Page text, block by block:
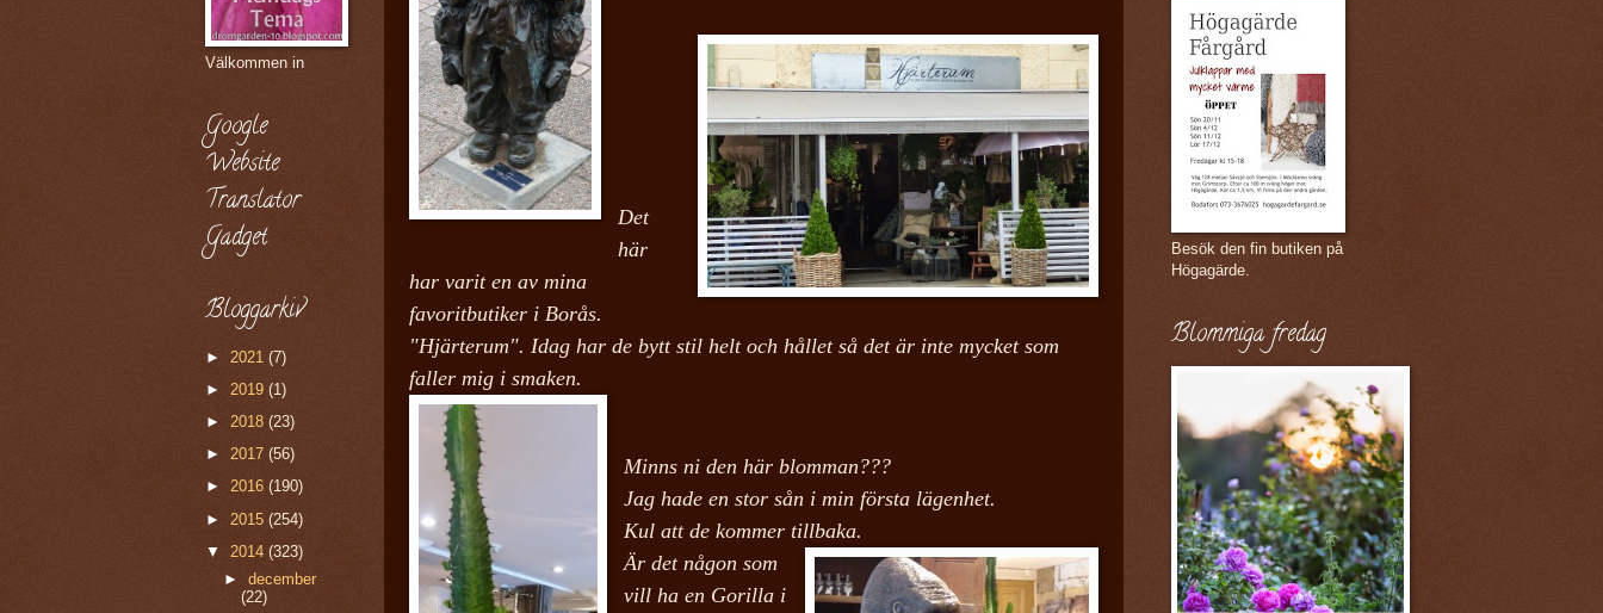
Det
här
har varit en av mina
favoritbutiker i Borås.
"Hjärterum". Idag har de bytt stil helt och hållet så det är inte mycket som
faller mig i smaken.
Minns ni den här blomman???
Jag hade en stor sån i min första lägenhet.
Kul att de kommer tillbaka.
Är det någon som
vill ha en Gorilla i
Välkommen in
Google
Website
Translator
Gadget
Bloggarkiv
► 2021 (7)
► 2019 (1)
► 2018 (23)
► 2017 (56)
► 2016 (190)
► 2015 (254)
▼ 2014 (323)
►december
(22)
Besök den fin butiken på
Högagärde.
Blommiga fredag